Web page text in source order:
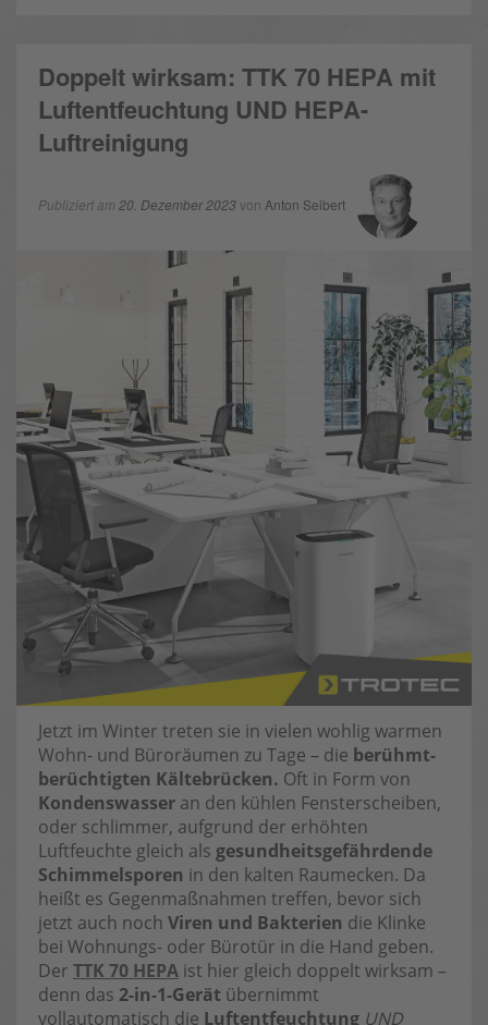
Doppelt wirksam: TTK 70 HEPA mit
Luftentfeuchtung UND HEPA-
Luftreinigung
Publiziert am 20. Dezember 2023von Anton Seibert
Jetzt im Winter treten sie in vielen wohlig warmen
Wohn- und Büroräumen zu Tage – die berühmt-
berüchtigten Kältebrücken. Oft in Form von
Kondenswasser an den kühlen Fensterscheiben,
oder schlimmer, aufgrund der erhöhten
Luftfeuchte gleich als gesundheitsgefährdende
Schimmelsporen in den kalten Raumecken. Da
heißt es Gegenmaßnahmen treffen, bevor sich
jetzt auch noch Viren und Bakterien die Klinke
bei Wohnungs- oder Bürotür in die Hand geben.
Der TTK 70 HEPA ist hier gleich doppelt wirksam –
denn das 2-in-1-Gerät übernimmt
vollautomatisch die Luftentfeuchtung UND